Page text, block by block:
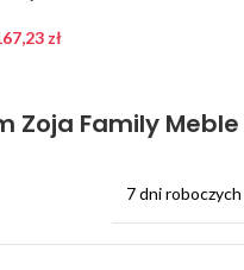
zł
Zoja Family Meble
7 dni roboczych